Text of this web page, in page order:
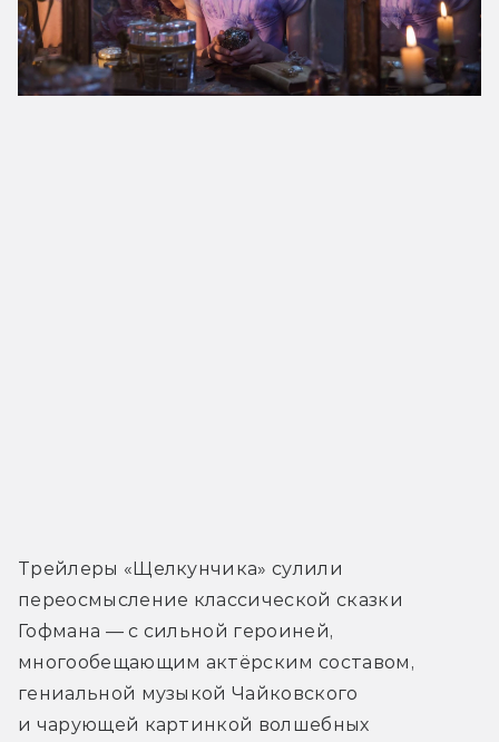
Трейлеры «Щелкунчика» сулили
переосмысление классической сказки
Гофмана — с сильной героиней,
многообещающим актёрским составом,
гениальной музыкой Чайковского
и чарующей картинкой волшебных